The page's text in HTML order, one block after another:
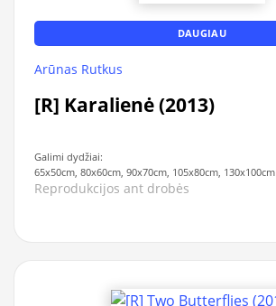
DAUGIAU
Arūnas Rutkus
[R] Karalienė (2013)
Galimi dydžiai:
65x50cm, 80x60cm, 90x70cm, 105x80cm, 130x100cm
Reprodukcijos ant drobės